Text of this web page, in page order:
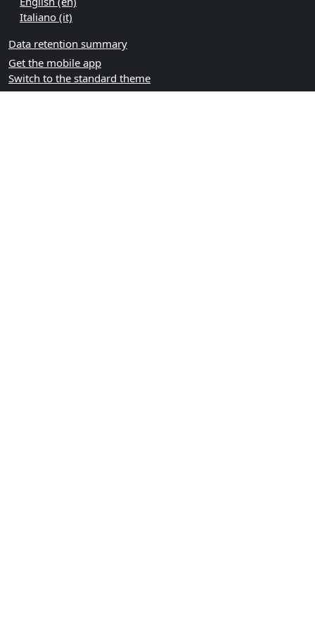
Italiano ‎(it)‎
Data retention summary
Get the mobile app
Switch to the standard theme